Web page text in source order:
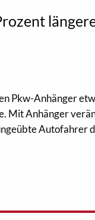
Pkw-Anhänger
Mit Anhänger
Autofahrer